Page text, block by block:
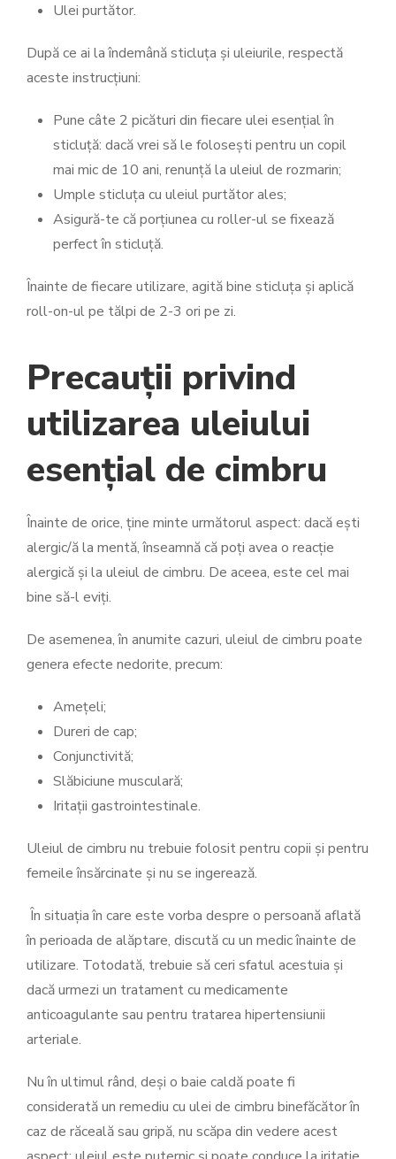
Ulei purtător.
După ce ai la îndemână sticluța și uleiurile, respectă
aceste instrucțiuni:
Pune câte 2 picături din fiecare ulei esențial în
sticluță: dacă vrei să le folosești pentru un copil
mai mic de 10 ani, renunță la uleiul de rozmarin;
Umple sticluța cu uleiul purtător ales;
Asigură-te că porțiunea cu roller-ul se fixează
perfect în sticluță.
Înainte de fiecare utilizare, agită bine sticluța și aplică
roll-on-ul pe tălpi de 2-3 ori pe zi.
Precauții privind
utilizarea uleiului
esențial de cimbru
Înainte de orice, ține minte următorul aspect: dacă ești
alergic/ă la mentă, înseamnă că poți avea o reacție
alergică și la uleiul de cimbru. De aceea, este cel mai
bine să-l eviți.
De asemenea, în anumite cazuri, uleiul de cimbru poate
genera efecte nedorite, precum:
Amețeli;
Dureri de cap;
Conjunctivită;
Slăbiciune musculară;
Iritații gastrointestinale.
Uleiul de cimbru nu trebuie folosit pentru copii și pentru
femeile însărcinate și nu se ingerează.
În situația în care este vorba despre o persoană aflată
în perioada de alăptare, discută cu un medic înainte de
utilizare. Totodată, trebuie să ceri sfatul acestuia și
dacă urmezi un tratament cu medicamente
anticoagulante sau pentru tratarea hipertensiunii
arteriale.
Nu în ultimul rând, deși o baie caldă poate fi
considerată un remediu cu ulei de cimbru binefăcător în
caz de răceală sau gripă, nu scăpa din vedere acest